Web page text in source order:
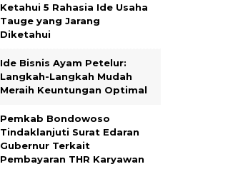
Ketahui 5 Rahasia Ide Usaha
Tauge yang Jarang
Diketahui
Ide Bisnis Ayam Petelur:
Langkah-Langkah Mudah
Meraih Keuntungan Optimal
Pemkab Bondowoso
Tindaklanjuti Surat Edaran
Gubernur Terkait
Pembayaran THR Karyawan